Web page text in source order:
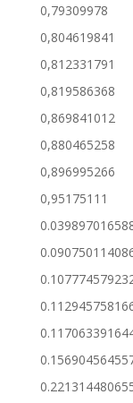
0,79309978
0,804619841
0,812331791
0,819586368
0,869841012
0,880465258
0,896995266
0,95175111